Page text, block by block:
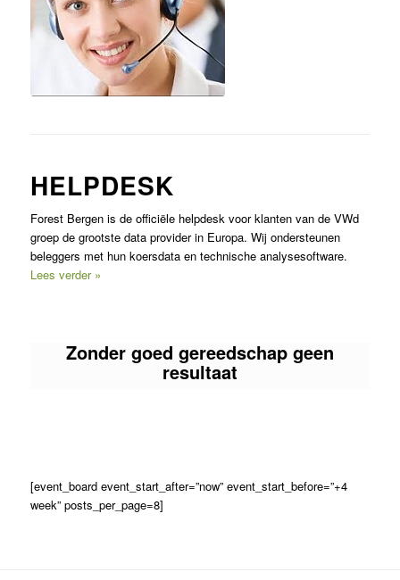
Helpdesk voor data en
ICT
HELPDESK
Forest Bergen is de officiële helpdesk voor klanten van de VWd
groep de grootste data provider in Europa. Wij ondersteunen
beleggers met hun koersdata en technische analysesoftware.
Lees verder »
Zonder goed gereedschap geen
resultaat
[event_board event_start_after=”now” event_start_before=”+4
week” posts_per_page=8]